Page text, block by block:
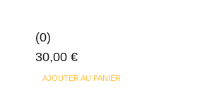
(0)
30,00 €
AJOUTER AU PANIER